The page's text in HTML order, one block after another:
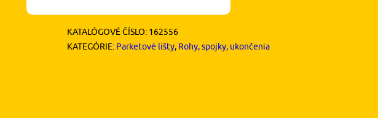
KATALÓGOVÉ ČÍSLO: 162556
KATEGÓRIE: Parketové lišty, Rohy, spojky, ukončenia